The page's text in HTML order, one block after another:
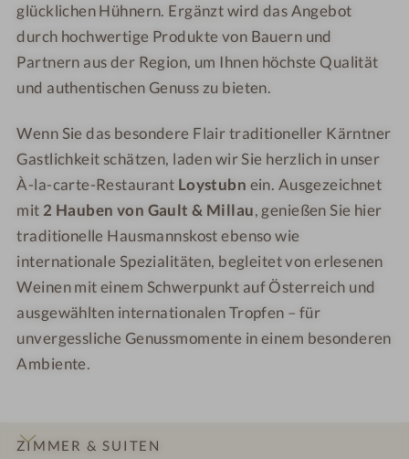
glücklichen Hühnern. Ergänzt wird das Angebot
durch hochwertige Produkte von Bauern und
Partnern aus der Region, um Ihnen höchste Qualität
und authentischen Genuss zu bieten.
Wenn Sie das besondere Flair traditioneller Kärntner
Gastlichkeit schätzen, laden wir Sie herzlich in unser
À-la-carte-Restaurant Loystubn ein. Ausgezeichnet
mit2 Hauben von Gault & Millau, genießen Sie hier
traditionelle Hausmannskost ebenso wie
internationale Spezialitäten, begleitet von erlesenen
Weinen mit einem Schwerpunkt auf Österreich und
ausgewählten internationalen Tropfen – für
unvergessliche Genussmomente in einem besonderen
Ambiente.
ZIMMER & SUITEN